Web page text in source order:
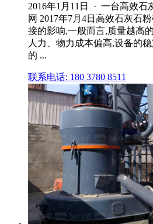
2016年1月11日 · 一台高效石
网 2017年7月4日高效石灰石
接的影响,一般而言,质量越高
人力、物力成本偏高,设备的
的 ...
联系电话: 180 3780 8511